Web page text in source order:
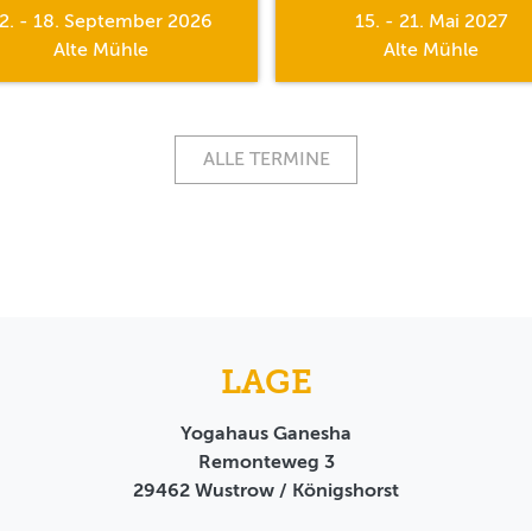
- 18. September 2026
Alte Mühle
15. - 21. Mai 2027
Alte Mühle
ALLE TERMINE
LAGE
Yogahaus Ganesha
Remonteweg 3
29462 Wustrow / Königshorst